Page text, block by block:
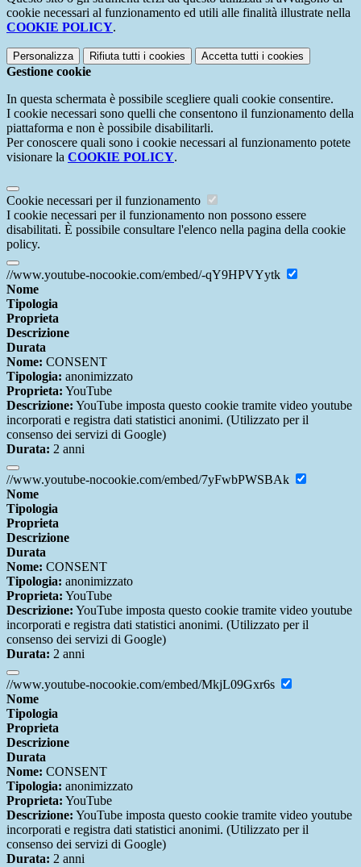
cookie necessari al funzionamento ed utili alle finalità illustrate nella
COOKIE POLICY.
Personalizza Rifiuta tutti i cookies Accetta tutti i cookies
Gestione cookie
In questa schermata è possibile scegliere quali cookie consentire.
I cookie necessari sono quelli che consentono il funzionamento della
piattaforma e non è possibile disabilitarli.
Per conoscere quali sono i cookie necessari al funzionamento potete
visionare la COOKIE POLICY.
Cookie necessari per il funzionamento
I cookie necessari per il funzionamento non possono essere
disabilitati. È possibile consultare l'elenco nella pagina della cookie
policy.
//www.youtube-nocookie.com/embed/-qY9HPVYytk
Nome
Tipologia
Proprieta
Descrizione
Durata
Nome: CONSENT
Tipologia: anonimizzato
Proprieta: YouTube
Descrizione: YouTube imposta questo cookie tramite video youtube
incorporati e registra dati statistici anonimi. (Utilizzato per il
consenso dei servizi di Google)
Durata: 2 anni
//www.youtube-nocookie.com/embed/7yFwbPWSBAk
Nome
Tipologia
Proprieta
Descrizione
Durata
Nome: CONSENT
Tipologia: anonimizzato
Proprieta: YouTube
Descrizione: YouTube imposta questo cookie tramite video youtube
incorporati e registra dati statistici anonimi. (Utilizzato per il
consenso dei servizi di Google)
Durata: 2 anni
//www.youtube-nocookie.com/embed/MkjL09Gxr6s
Nome
Tipologia
Proprieta
Descrizione
Durata
Nome: CONSENT
Tipologia: anonimizzato
Proprieta: YouTube
Descrizione: YouTube imposta questo cookie tramite video youtube
incorporati e registra dati statistici anonimi. (Utilizzato per il
consenso dei servizi di Google)
Durata: 2 anni